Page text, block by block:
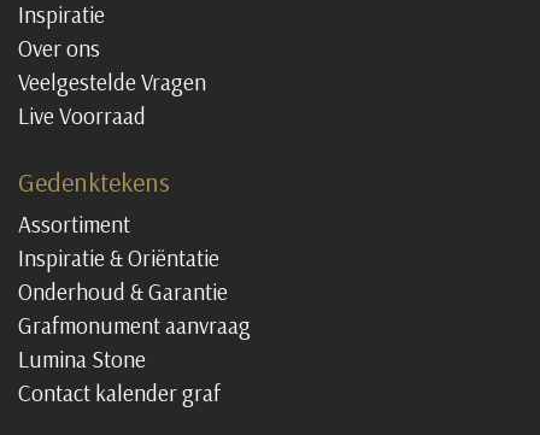
Inspiratie
Over ons
Veelgestelde Vragen
Live Voorraad
Gedenktekens
Assortiment
Inspiratie & Oriëntatie
Onderhoud & Garantie
Grafmonument aanvraag
Lumina Stone
Contact kalender graf